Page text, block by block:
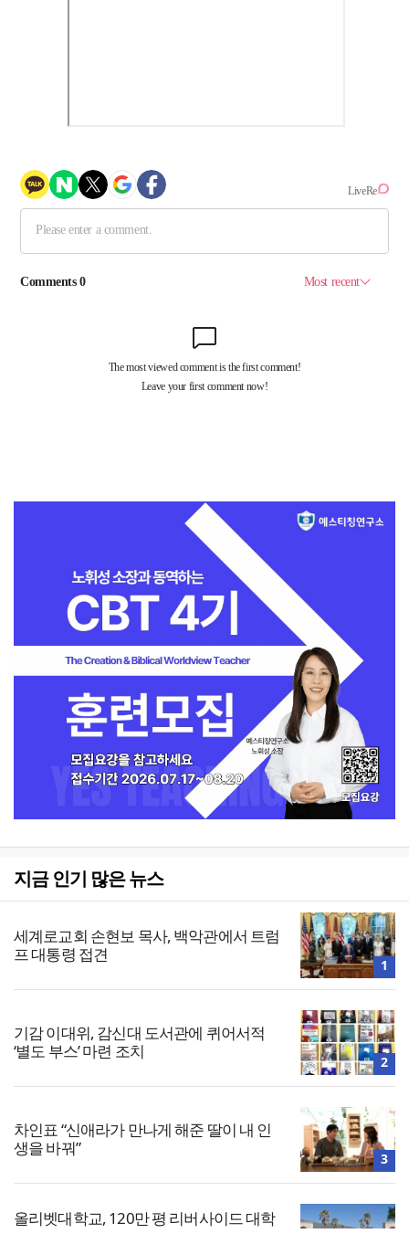
지금 인기 많은 뉴스
세계로교회 손현보 목사, 백악관에서 트럼
프 대통령 접견
1
기감 이대위, 감신대 도서관에 퀴어서적
‘별도 부스’ 마련 조치
2
차인표 “신애라가 만나게 해준 딸이 내 인
생을 바꿔”
3
올리벳대학교, 120만 평 리버사이드 대학